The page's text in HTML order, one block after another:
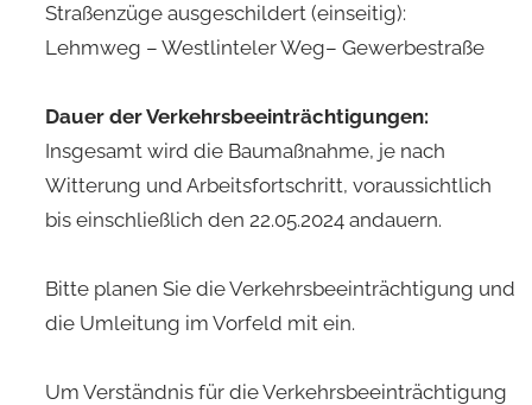
Straßenzüge ausgeschildert (einseitig):
Lehmweg – Westlinteler Weg– Gewerbestraße
Dauer der Verkehrsbeeinträchtigungen:
Insgesamt wird die Baumaßnahme, je nach
Witterung und Arbeitsfortschritt, voraussichtlich
bis einschließlich den 22.05.2024 andauern.
Bitte planen Sie die Verkehrsbeeinträchtigung und
die Umleitung im Vorfeld mit ein.
Um Verständnis für die Verkehrsbeeinträchtigung